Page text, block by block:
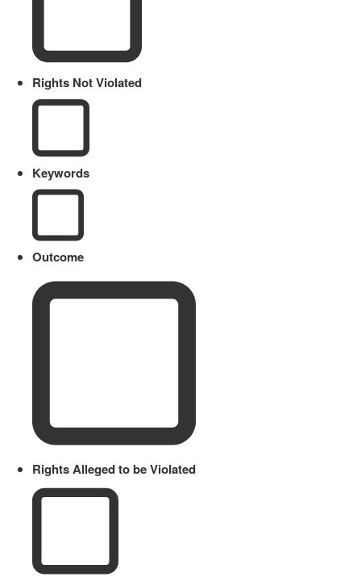
Rights Not Violated
Keywords
Outcome
Rights Alleged to be Violated